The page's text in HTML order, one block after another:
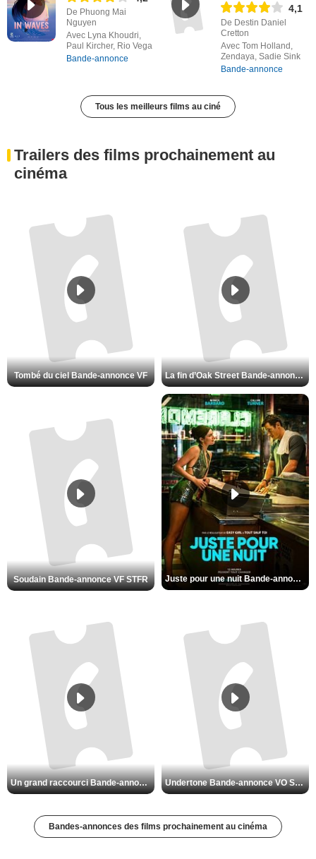
4,2
De Phuong Mai
Nguyen
Avec Lyna Khoudri,
Paul Kircher, Rio Vega
4,1
De Destin Daniel
Cretton
Avec Tom Holland,
Zendaya, Sadie Sink
Trailers des films prochainement au
cinéma
Tombé du ciel Bande-annonce VF La fin d’Oak Street Bande-annonce VO STFR
Soudain Bande-annonce VF STFR
Un grand raccourci Bande-annonce VF Undertone Bande-annonce VO STFR